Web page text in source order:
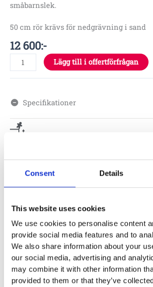
Consent Details
This website uses cookies
We use cookies to personalise content
provide social media features and to
We also share information about your
our social media, advertising and
may combine it with other information
provided to them or that they’ve
småbarnslek.
50 cm rör krävs för nedgrävning i sand
12 600:-
Lägg till i offertförfrågan
Specifikationer
Skötsel
Produktens utseende kan avvika mot de
på hemsidan.